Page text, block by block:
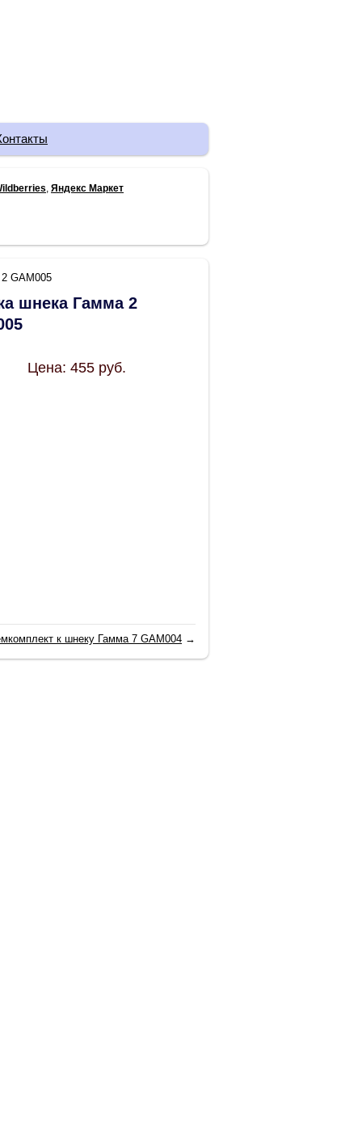
Яндекс Маркет
GAM005
шнека Гамма 2
Цена: 455 руб.
к шнеку Гамма 7 GAM004 →